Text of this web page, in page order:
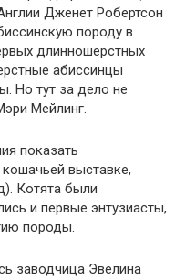
Дженет Робертсон
породу в
длинношерстных
абиссинцы
Но тут за дело не
Мейлинг.
показать
выставке,
Котята были
и первые энтузиасты,
породы.
заводчица Эвелина